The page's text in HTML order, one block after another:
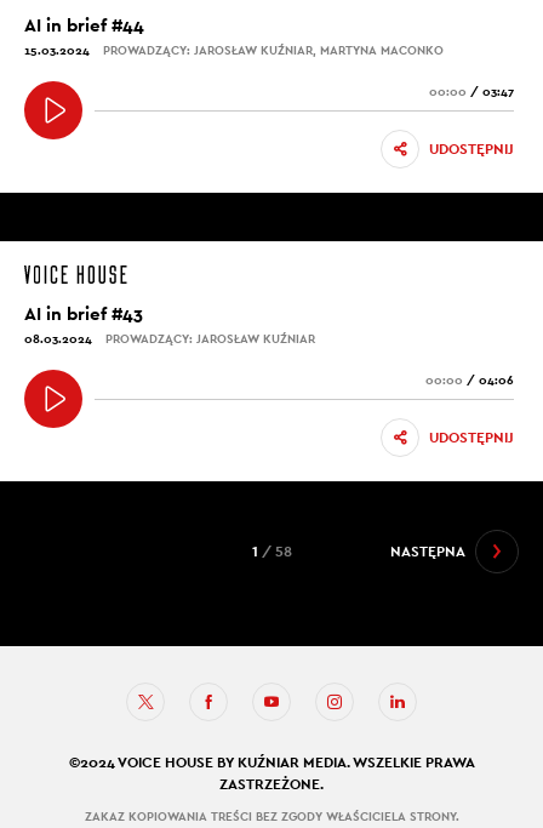
AI in brief #44
15.03.2024 PROWADZĄCY: JAROSŁAW KUŹNIAR, MARTYNA MACONKO
00:00 / 03:47
UDOSTĘPNIJ
AI in brief #43
08.03.2024 PROWADZĄCY: JAROSŁAW KUŹNIAR
00:00 / 04:06
UDOSTĘPNIJ
NASTĘPNA
1 / 58
©2024 VOICE HOUSE BY KUŹNIAR MEDIA. WSZELKIE PRAWA
ZASTRZEŻONE.
ZAKAZ KOPIOWANIA TREŚCI BEZ ZGODY WŁAŚCICIELA STRONY.